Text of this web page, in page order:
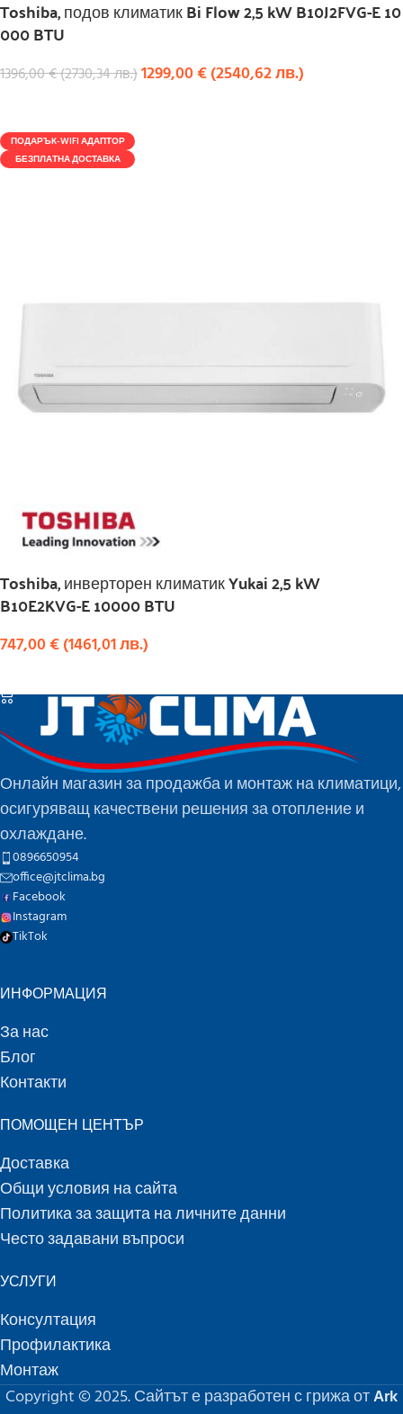
Toshiba, подов климатик Bi Flow 2,5 kW B10J2FVG-E 10
000 BTU
1396,00€(2730,34лв.)1299,00€(2540,62лв.)
ПОДАРЪК-WIFI АДАПТОР
БЕЗПЛАТНА ДОСТАВКА
Toshiba, инверторен климатик Yukai 2,5 kW
B10E2KVG-E 10000 BTU
747,00€(1461,01лв.)
Онлайн магазин за продажба и монтаж на климатици,
осигуряващ качествени решения за отопление и
охлаждане.
0896650954
office@jtclima.bg
Facebook
Instagram
TikTok
ИНФОРМАЦИЯ
За нас
Блог
Контакти
ПОМОЩЕН ЦЕНТЪР
Доставка
Общи условия на сайта
Политика за защита на личните данни
Често задавани въпроси
УСЛУГИ
Консултация
Профилактика
Монтаж
Copyright © 2025. Сайтът е разработен с грижа отArk